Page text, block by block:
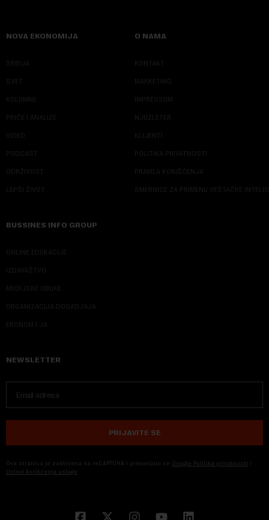
NOVA EKONOMIJA
SRBIJA
SVET
KOLUMNE
PRIČE I ANALIZE
VIDEO
PODCAST
ODRŽIVOST
LEPŠI ŽIVOT
O NAMA
KONTAKT
MARKETING
IMPRESSUM
NJUZLETER
KLIJENTI
POLITIKA PRIVATNOSTI
PRAVILA KORIŠĆENJA
SMERNICE ZA PRIMENU VEŠTAČKE
BUSSINES INFO GROUP
ONLINE EDUKACIJE
IZDAVAŠTVO
MEDIJSKE OBUKE
ORGANIZACIJA DOGADJAJA
EKONOM I JA
NEWSLETTER
PRIJAVITE SE
Ova stranica je zaštićena sa reCAPTCHA i primenjuju se Google Politika privatnosti i
Uslovi korišćenja usluge